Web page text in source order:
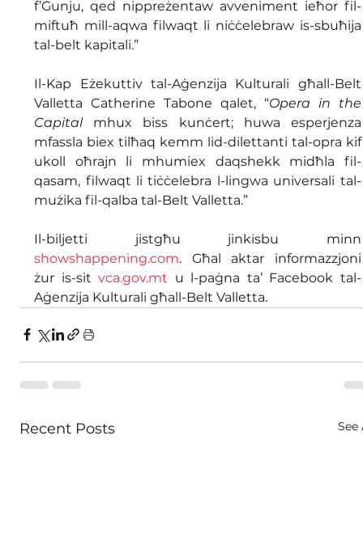
f’Ġunju, qed nippreżentaw avveniment ieħor fil-
miftuħ mill-aqwa filwaqt li niċċelebraw is-sbuħija
tal-belt kapitali.”
Il-Kap Eżekuttiv tal-Aġenzija Kulturali għall-Belt
Valletta Catherine Tabone qalet, “Opera in the
Capital mhux biss kunċert; huwa esperjenza
mfassla biex tilħaq kemm lid-dilettanti tal-opra kif
ukoll oħrajn li mhumiex daqshekk midħla fil-
qasam, filwaqt li tiċċelebra l-lingwa universali tal-
mużika fil-qalba tal-Belt Valletta.”
showshappening.com. Għal aktar informazzjoni
żur is-sit vca.gov.mt u l-paġna ta’ Facebook tal-
Aġenzija Kulturali għall-Belt Valletta.
Recent Posts See